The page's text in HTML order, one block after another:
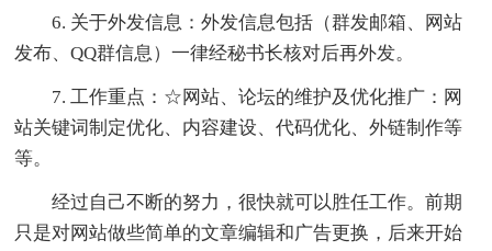
6. 关于外发信息：外发信息包括（群发邮箱、网站
发布、QQ群信息）一律经秘书长核对后再外发。
7. 工作重点：☆网站、论坛的维护及优化推广：网
站关键词制定优化、内容建设、代码优化、外链制作等
等。
经过自己不断的努力，很快就可以胜任工作。前期
只是对网站做些简单的文章编辑和广告更换，后来开始